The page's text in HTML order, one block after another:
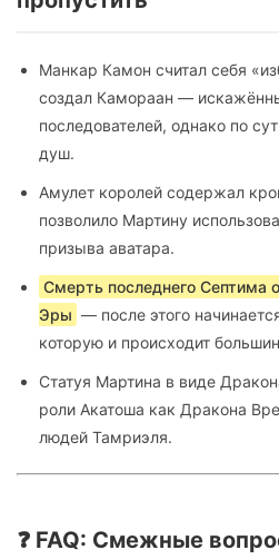
Манкар Камон считал себя
создал Камораан —
последователей, однако по
душ.
Амулет королей содержал
позволило Мартину
призыва аватара.
Смерть последнего Септима
Эры — после этого
которую и происходит
Статуя Мартина в виде
роли Акатоша как Дракона
людей Тамриэля.
❓ FAQ: Смежные